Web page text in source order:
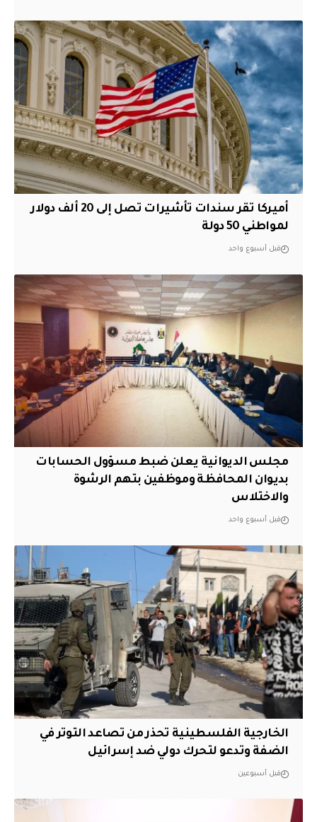
أميركا تقر سندات تأشيرات تصل إلى 20 ألف دولار
لمواطني 50 دولة
قبل أسبوع واحد
مجلس الديوانية يعلن ضبط مسؤول الحسابات
بديوان المحافظة وموظفين بتهم الرشوة
والاختلاس
قبل أسبوع واحد
الخارجية الفلسطينية تحذر من تصاعد التوتر في
الضفة وتدعو لتحرك دولي ضد إسرائيل
قبل أسبوعين